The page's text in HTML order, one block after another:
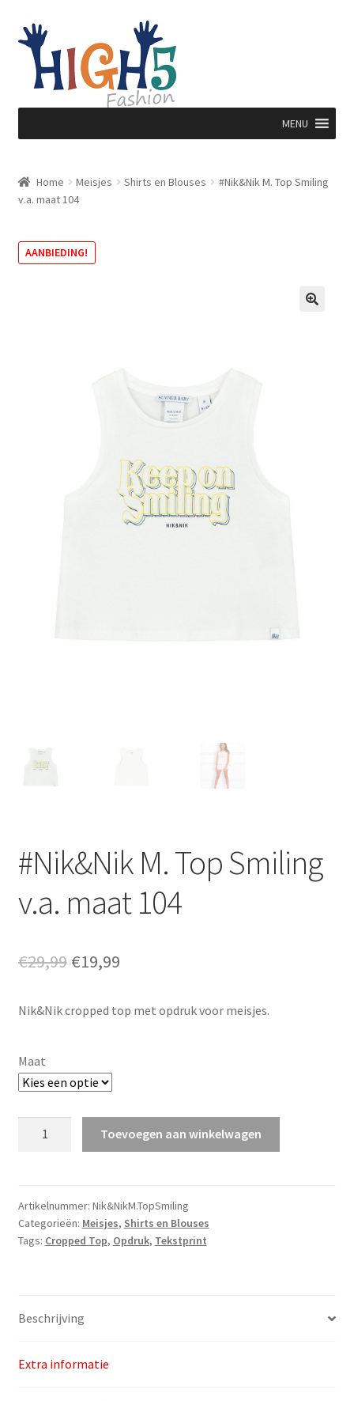
Ga
door
naar
navigatie
Ga
direct
naar
inhoud
MENU
Home Meisjes Shirts en Blouses
#Nik&Nik M. Top Smiling
v.a. maat 104
AANBIEDING!
#Nik&Nik M. Top Smiling
v.a. maat 104
€29,99 Oorspronkelijke
was:
€19,99Huidige
is:
Nik&Nik cropped top met opdruk voor meisjes.
Maat
v.a.
maat
104
Toevoegen aan winkelwagen
Artikelnummer: Nik&NikM.TopSmiling
Categorieën: Meisjes, Shirts en Blouses
Tags: Cropped Top, Opdruk, Tekstprint
Beschrijving
Extra informatie